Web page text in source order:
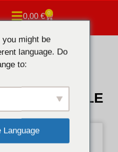
0,00€ 0
INCREDIBLE
might be
language. Do
to:
Language